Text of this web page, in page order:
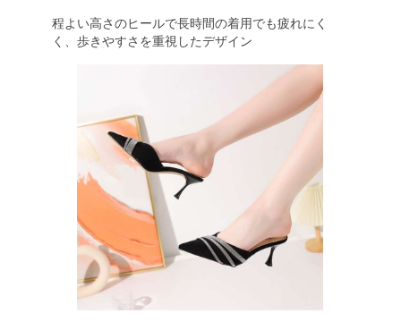
程よい高さのヒールで長時間の着用でも疲れにく
く、歩きやすさを重視したデザイン